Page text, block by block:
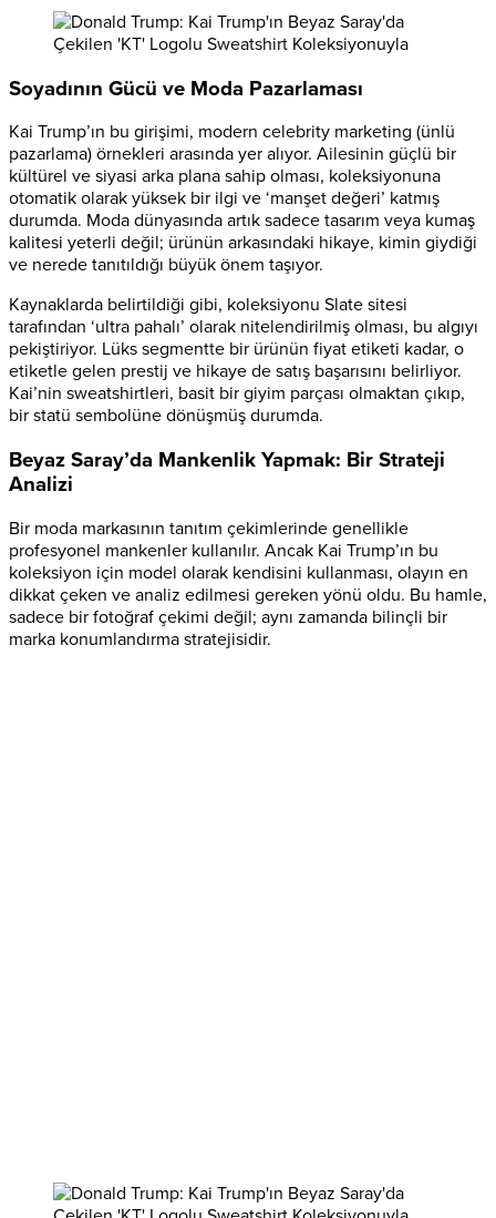
Soyadının Gücü ve Moda Pazarlaması
Kai Trump’ın bu girişimi, modern celebrity marketing (ünlü
pazarlama) örnekleri arasında yer alıyor. Ailesinin güçlü bir
kültürel ve siyasi arka plana sahip olması, koleksiyonuna
otomatik olarak yüksek bir ilgi ve ‘manşet değeri’ katmış
durumda. Moda dünyasında artık sadece tasarım veya kumaş
kalitesi yeterli değil; ürünün arkasındaki hikaye, kimin giydiği
ve nerede tanıtıldığı büyük önem taşıyor.
Kaynaklarda belirtildiği gibi, koleksiyonu Slate sitesi
tarafından ‘ultra pahalı’ olarak nitelendirilmiş olması, bu algıyı
pekiştiriyor. Lüks segmentte bir ürünün fiyat etiketi kadar, o
etiketle gelen prestij ve hikaye de satış başarısını belirliyor.
Kai’nin sweatshirtleri, basit bir giyim parçası olmaktan çıkıp,
bir statü sembolüne dönüşmüş durumda.
Beyaz Saray’da Mankenlik Yapmak: Bir Strateji
Analizi
Bir moda markasının tanıtım çekimlerinde genellikle
profesyonel mankenler kullanılır. Ancak Kai Trump’ın bu
koleksiyon için model olarak kendisini kullanması, olayın en
dikkat çeken ve analiz edilmesi gereken yönü oldu. Bu hamle,
sadece bir fotoğraf çekimi değil; aynı zamanda bilinçli bir
marka konumlandırma stratejisidir.